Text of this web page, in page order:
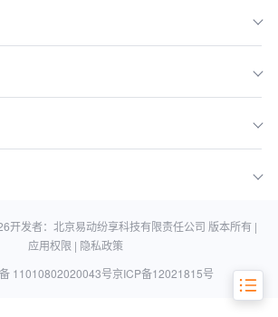
快消企业数字化转型的三大核心诉求
增长引擎
开发者：北京易动纷享科技有限责任公司 版本所有 |
应用权限 | 隐私政策
11010802020043号京ICP备12021815号